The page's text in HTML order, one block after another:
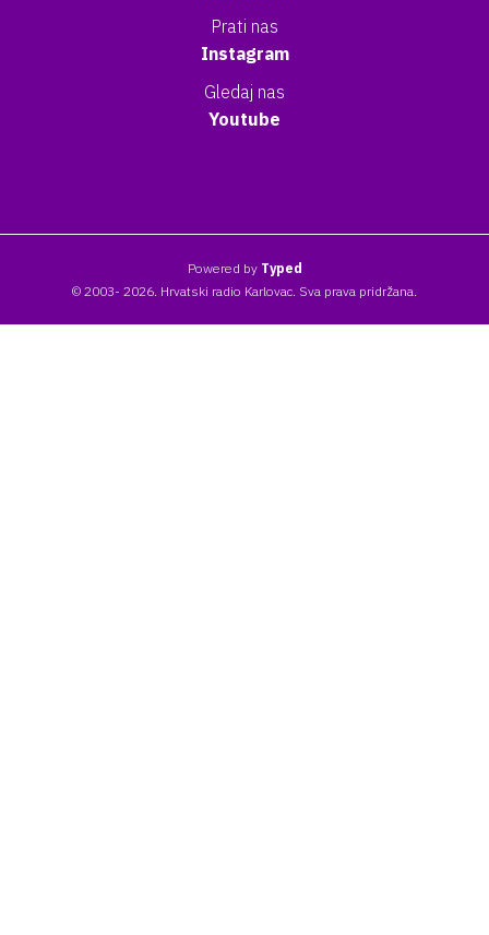
Prati nas
Instagram
Gledaj nas
Youtube
Powered by Typed
© 2003- 2026. Hrvatski radio Karlovac. Sva prava pridržana.